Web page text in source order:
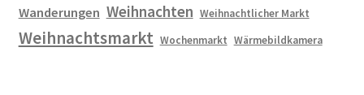
Wanderungen Weihnachten Weihnachtlicher Markt
Weihnachtsmarkt Wochenmarkt Wärmebildkamera